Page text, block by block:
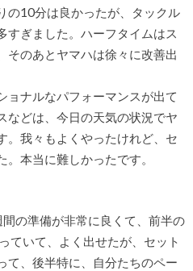
の10分は良かったが、タックル
すぎました。ハーフタイムはス
そのあとヤマハは徐々に改善出
ョナルなパフォーマンスが出て
などは、今日の天気の状況でヤ
。我々もよくやったけれど、セ
本当に難しかったです。
の準備が非常に良くて、前半の
ていて、よく出せたが、セット
て、後半特に、自分たちのペー